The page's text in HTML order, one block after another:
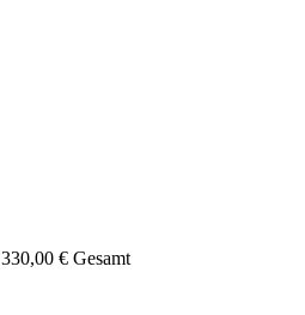
330,00 € Gesamt